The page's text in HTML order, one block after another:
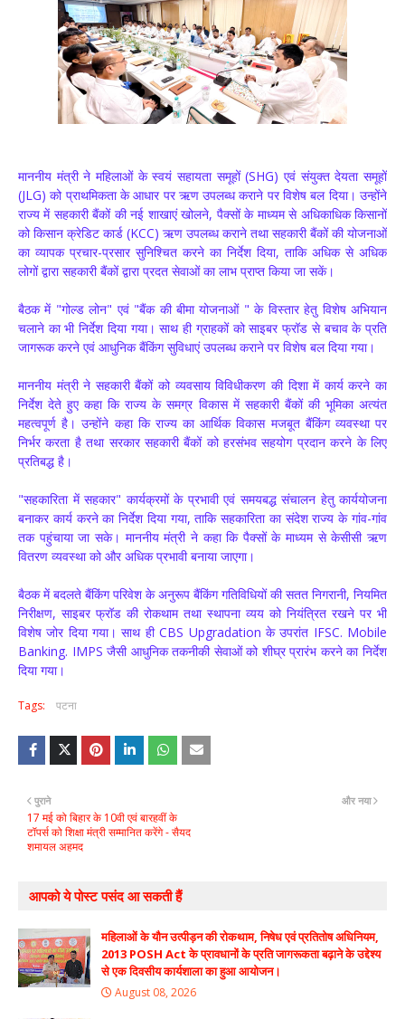
माननीय मंत्री ने महिलाओं के स्वयं सहायता समूहों (SHG) एवं संयुक्त देयता समूहों
(JLG) को प्राथमिकता के आधार पर ऋण उपलब्ध कराने पर विशेष बल दिया। उन्होंने
राज्य में सहकारी बैंकों की नई शाखाएं खोलने, पैक्सों के माध्यम से अधिकाधिक किसानों
को किसान क्रेडिट कार्ड (KCC) ऋण उपलब्ध कराने तथा सहकारी बैंकों की योजनाओं
का व्यापक प्रचार-प्रसार सुनिश्चित करने का निर्देश दिया, ताकि अधिक से अधिक
लोगों द्वारा सहकारी बैंकों द्वारा प्रदत सेवाओं का लाभ प्राप्त किया जा सकें।
बैठक में "गोल्ड लोन" एवं "बैंक की बीमा योजनाओं " के विस्तार हेतु विशेष अभियान
चलाने का भी निर्देश दिया गया। साथ ही ग्राहकों को साइबर फ्रॉड से बचाव के प्रति
जागरूक करने एवं आधुनिक बैंकिंग सुविधाएं उपलब्ध कराने पर विशेष बल दिया गया।
माननीय मंत्री ने सहकारी बैंकों को व्यवसाय विविधीकरण की दिशा में कार्य करने का
निर्देश देते हुए कहा कि राज्य के समग्र विकास में सहकारी बैंकों की भूमिका अत्यंत
महत्वपूर्ण है। उन्होंने कहा कि राज्य का आर्थिक विकास मजबूत बैंकिंग व्यवस्था पर
निर्भर करता है तथा सरकार सहकारी बैंकों को हरसंभव सहयोग प्रदान करने के लिए
प्रतिबद्ध है।
"सहकारिता में सहकार" कार्यक्रमों के प्रभावी एवं समयबद्ध संचालन हेतु कार्ययोजना
बनाकर कार्य करने का निर्देश दिया गया, ताकि सहकारिता का संदेश राज्य के गांव-गांव
तक पहुंचाया जा सके। माननीय मंत्री ने कहा कि पैक्सों के माध्यम से केसीसी ऋण
वितरण व्यवस्था को और अधिक प्रभावी बनाया जाएगा।
बैठक में बदलते बैंकिंग परिवेश के अनुरूप बैंकिंग गतिविधियों की सतत निगरानी, नियमित
निरीक्षण, साइबर फ्रॉड की रोकथाम तथा स्थापना व्यय को नियंत्रित रखने पर भी
विशेष जोर दिया गया। साथ ही CBS Upgradation के उपरांत IFSC. Mobile
Banking. IMPS जैसी आधुनिक तकनीकी सेवाओं को शीघ्र प्रारंभ करने का निर्देश
दिया गया।
Tags: पटना
और नया
पुराने
17 मई को बिहार के 10वी एवं बारहवीं के
टॉपर्स को शिक्षा मंत्री सम्मानित करेंगे - सैयद
शमायल अहमद
आपको ये पोस्ट पसंद आ सकती हैं
महिलाओं के यौन उत्पीड़न की रोकथाम, निषेध एवं प्रतितोष अधिनियम,
2013 POSH Act के प्रावधानों के प्रति जागरूकता बढ़ाने के उद्देश्य
से एक दिवसीय कार्यशाला का हुआ आयोजन।
August 08, 2026